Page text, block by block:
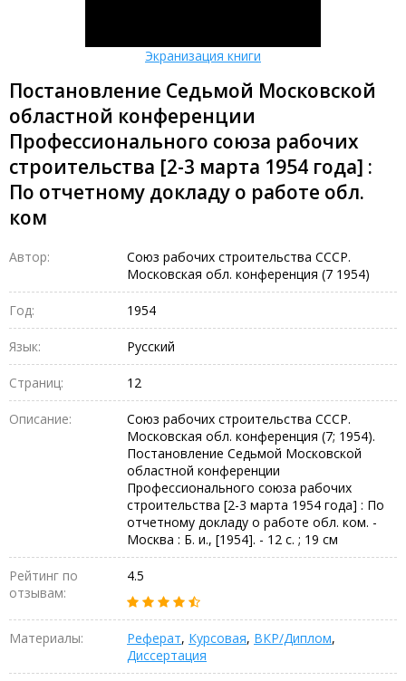
Экранизация книги
Постановление Седьмой Московской
областной конференции
Профессионального союза рабочих
строительства [2-3 марта 1954 года] :
По отчетному докладу о работе обл.
ком
Автор:
Союз рабочих строительства СССР.
Московская обл. конференция (7 1954)
Год: 1954
Язык: Русский
Страниц: 12
Описание:
Союз рабочих строительства СССР.
Московская обл. конференция (7; 1954).
Постановление Седьмой Московской
областной конференции
Профессионального союза рабочих
строительства [2-3 марта 1954 года] : По
отчетному докладу о работе обл. ком. -
Москва : Б. и., [1954]. - 12 с. ; 19 см
Рейтинг по
отзывам:
4.5
Материалы: Реферат, Курсовая, ВКР/Диплом,
Диссертация